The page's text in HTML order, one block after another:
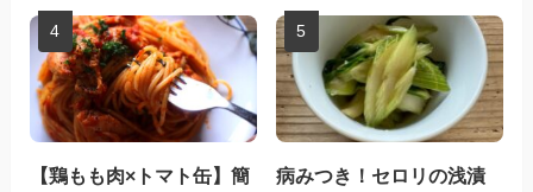
【鶏もも肉×トマト缶】簡
病みつき！セロリの浅漬